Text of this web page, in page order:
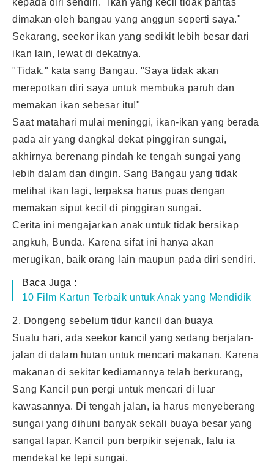
dimakan oleh bangau yang anggun seperti saya."
Sekarang, seekor ikan yang sedikit lebih besar dari
ikan lain, lewat di dekatnya.
"Tidak," kata sang Bangau. "Saya tidak akan
merepotkan diri saya untuk membuka paruh dan
memakan ikan sebesar itu!"
Saat matahari mulai meninggi, ikan-ikan yang berada
pada air yang dangkal dekat pinggiran sungai,
akhirnya berenang pindah ke tengah sungai yang
lebih dalam dan dingin. Sang Bangau yang tidak
melihat ikan lagi, terpaksa harus puas dengan
memakan siput kecil di pinggiran sungai.
Cerita ini mengajarkan anak untuk tidak bersikap
angkuh, Bunda. Karena sifat ini hanya akan
merugikan, baik orang lain maupun pada diri sendiri.
Baca Juga :
10 Film Kartun Terbaik untuk Anak yang Mendidik
2. Dongeng sebelum tidur kancil dan buaya
Suatu hari, ada seekor kancil yang sedang berjalan-
jalan di dalam hutan untuk mencari makanan. Karena
makanan di sekitar kediamannya telah berkurang,
Sang Kancil pun pergi untuk mencari di luar
kawasannya. Di tengah jalan, ia harus menyeberang
sungai yang dihuni banyak sekali buaya besar yang
sangat lapar. Kancil pun berpikir sejenak, lalu ia
mendekat ke tepi sungai.